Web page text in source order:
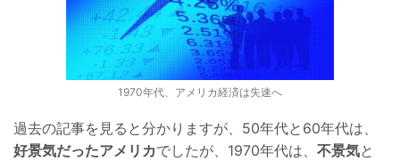
1970年代、アメリカ経済は失速へ
過去の記事を見ると分かりますが、50年代と60年代は、
好景気だったアメリカでしたが、1970年代は、 不景気と